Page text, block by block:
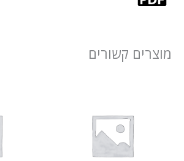
מוצרים קשורים